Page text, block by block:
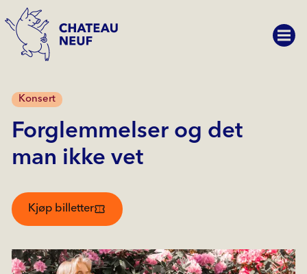
Konsert
Forglemmelser og det
man ikke vet
Kjøp billetter